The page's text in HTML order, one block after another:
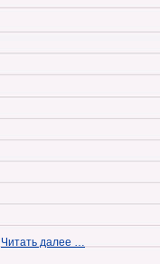
Читать далее …